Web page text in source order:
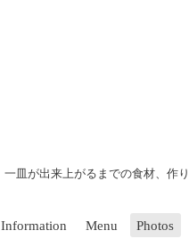
一皿が出来上がるまでの食材、作
Information Menu Photos